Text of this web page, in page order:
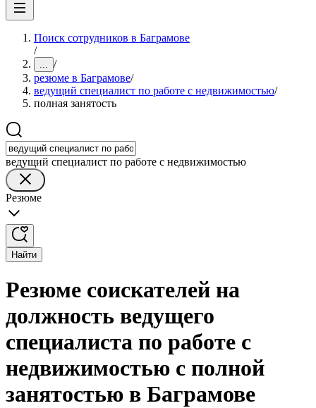
Поиск сотрудников в Баграмове
/
... /
резюме в Баграмове/
ведущий специалист по работе с недвижимостью/
полная занятость
ведущий специалист по работе с недвижимостью
Резюме
Найти
Резюме соискателей на
должность ведущего
специалиста по работе с
недвижимостью с полной
занятостью в Баграмове